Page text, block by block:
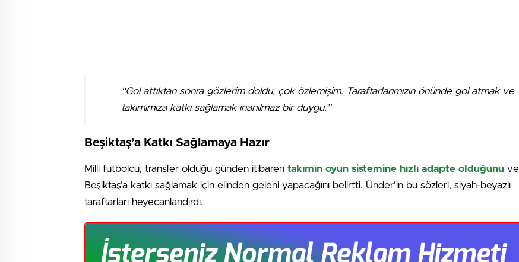
“Gol attıktan sonra gözlerim doldu, çok özlemişim. Taraftarlarımızın önünde gol atmak ve
takımımıza katkı sağlamak inanılmaz bir duygu.”
Beşiktaş’a Katkı Sağlamaya Hazır
Milli futbolcu, transfer olduğu günden itibaren takımın oyun sistemine hızlı adapte olduğunu ve
Beşiktaş’a katkı sağlamak için elinden geleni yapacağını belirtti. Ünder’in bu sözleri, siyah-beyazlı
taraftarları heyecanlandırdı.